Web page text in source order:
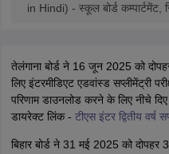
in Hindi) - स्कूल बोर्ड कम्पार्टमेंट,
तेलंगाना बोर्ड ने 16 जून 2025 को
लिए इंटरमीडिएट एडवांस्ड सप्लीमेंट्री
परिणाम डाउनलोड करने के लिए नीचे
डायरेक्ट लिंक - टीएस इंटर द्वितीय वर्ष
बिहार बोर्ड ने 31 मई 2025 को दोपहर